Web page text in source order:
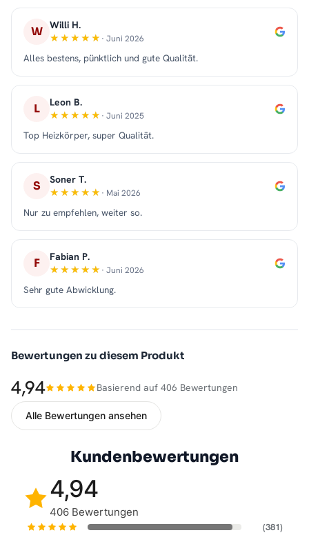
W Willi H.
· Juni 2026
Alles bestens, pünktlich und gute Qualität.
L Leon B.
· Juni 2025
Top Heizkörper, super Qualität.
S Soner T.
· Mai 2026
Nur zu empfehlen, weiter so.
F Fabian P.
· Juni 2026
Sehr gute Abwicklung.
Bewertungen zu diesem Produkt
4,94 Basierend auf 406 Bewertungen
Alle Bewertungen ansehen
Kundenbewertungen
4,94
406 Bewertungen
(381)